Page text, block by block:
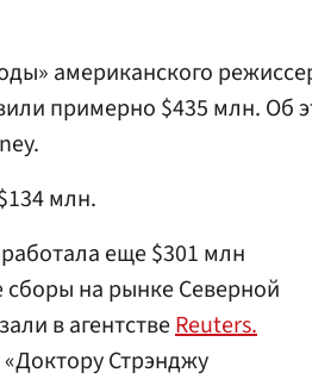
американского
примерно $435 млн. Об
млн.
еще $301 млн
сборы на рынке Северной
в агентствеReuters.
Стрэнджу